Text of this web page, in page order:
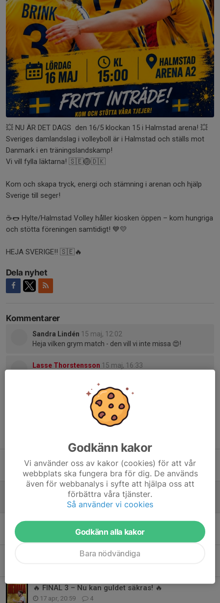
💥 NU ÄR DET DAGS den 16/5 klockan 15 i Halmstad arena! 💥
Sveriges damlandslag i volleyboll är i Halmstad och ställs mot
Danmark i en träningslandskamp!
Vi vill fylla läktarna! 🇸🇪🏐🇩🇰
Kom och skapa tryck, energi och stämning i arenan och hjälp
Sverige till seger!
☕️🌭 Hylte/Halmstad Volley håller kiosken öppen – kom hungriga
och stötta föreningen samtidigt! 💙💛
HEJA SVERIGE!! 🇸🇪🔥
Dela nyhet
Kommentarer
Sandra Lindén 15 maj, 12:02
Heja vilken grym match - den vill vi inte missa 😍!
Lasse Thorstensson 15 maj, 16:33
30 jul, 21:24 1
Träningsmatch damlandslaget 16/5
15 maj, 11:08 2
Örebro Challenge – en helg fylld av volleyboll, gemenskap och glädje!
3
Silver för tjejerna på U16 SM
🔥 FINAL 3 – Nu kan guldet säkras! 🔥
17 apr, 20:59 4
Godkänn kakor
Vi använder oss av kakor (cookies) för att vår
webbplats ska fungera bra för dig. De används
även för webbanalys i syfte att hjälpa oss att
förbättra våra tjänster.
Så använder vi cookies
Godkänn alla kakor
Bara nödvändiga